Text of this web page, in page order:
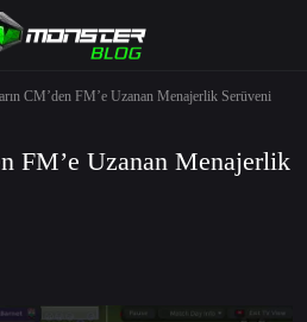
CM’den FM’e Uzanan Menajerlik Serüveni
FM’e Uzanan Menajerlik